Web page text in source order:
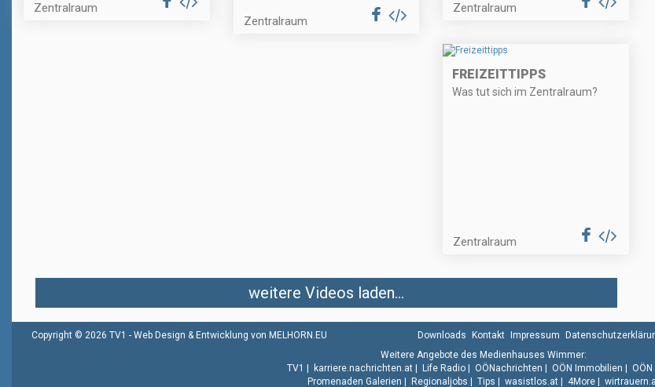
Zentralraum
Zentralraum
Zentralraum
FREIZEITTIPPS
Was tut sich im Zentralraum?
Zentralraum
weitere Videos laden...
Copyright © 2026 TV1 - Web Design & Entwicklung von MELHORN.EU Downloads Kontakt Impressum
Weitere Angebote des Medienhauses Wimmer:
TV1
karriere.nachrichten.at Life Radio OÖNachrichten OÖN Immobilien
Promenaden Galerien
Regionaljobs Tips wasistlos.at 4More